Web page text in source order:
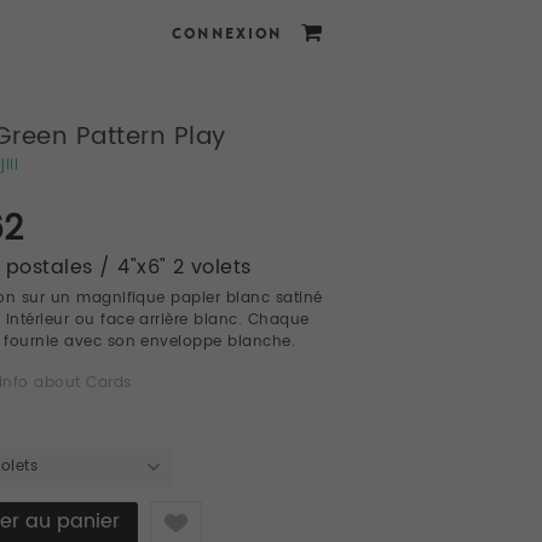
CONNEXION
Pattern Play
/ 4"x6" 2 volets
sur un magnifique papier blanc satiné
Intérieur ou face arrière blanc. Chaque
avec son enveloppe blanche.
about Cards
Like